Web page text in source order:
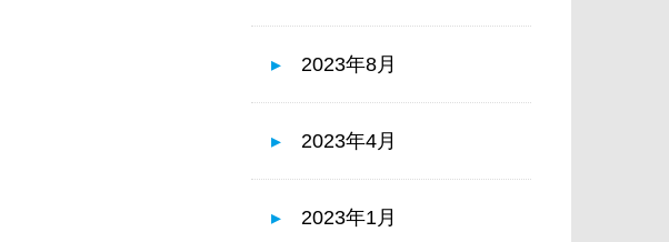
2023年8月
2023年4月
2023年1月